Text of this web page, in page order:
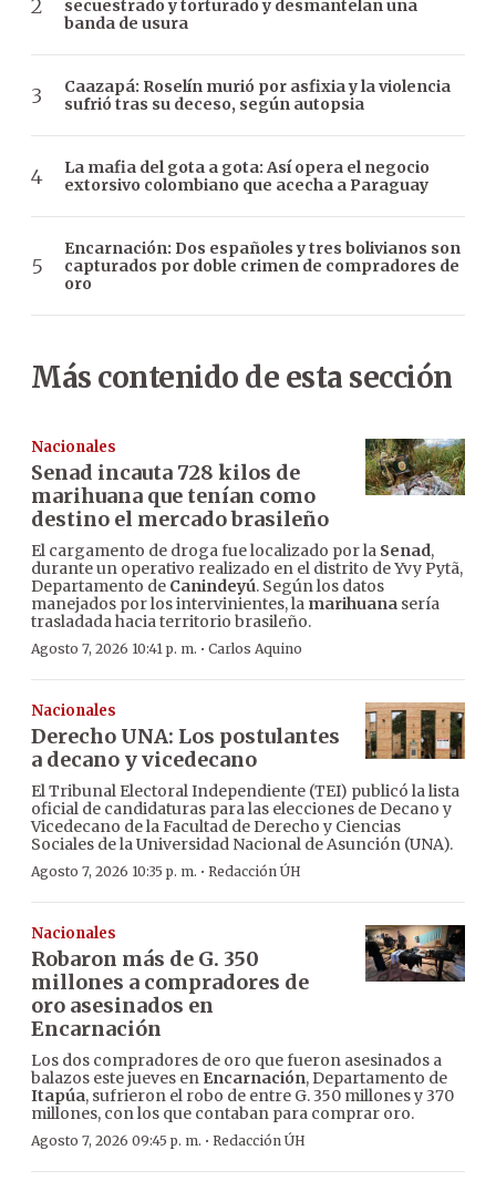
secuestrado y torturado y desmantelan una
banda de usura
Caazapá: Roselín murió por asfixia y la violencia
sufrió tras su deceso, según autopsia
La mafia del gota a gota: Así opera el negocio
extorsivo colombiano que acecha a Paraguay
Encarnación: Dos españoles y tres bolivianos son
capturados por doble crimen de compradores de
oro
Más contenido de esta sección
Nacionales
Senad incauta 728 kilos de
marihuana que tenían como
destino el mercado brasileño
El cargamento de droga fue localizado por la Senad,
durante un operativo realizado en el distrito de Yvy Pytã,
Departamento de Canindeyú. Según los datos
manejados por los intervinientes, la marihuana sería
trasladada hacia territorio brasileño.
Agosto 7, 2026 10:41 p. m. · Carlos Aquino
Nacionales
Derecho UNA: Los postulantes
a decano y vicedecano
El Tribunal Electoral Independiente (TEI) publicó la lista
oficial de candidaturas para las elecciones de Decano y
Vicedecano de la Facultad de Derecho y Ciencias
Sociales de la Universidad Nacional de Asunción (UNA).
Agosto 7, 2026 10:35 p. m. · Redacción ÚH
Nacionales
Robaron más de G. 350
millones a compradores de
oro asesinados en
Encarnación
Los dos compradores de oro que fueron asesinados a
balazos este jueves en Encarnación, Departamento de
Itapúa, sufrieron el robo de entre G. 350 millones y 370
millones, con los que contaban para comprar oro.
Agosto 7, 2026 09:45 p. m. · Redacción ÚH